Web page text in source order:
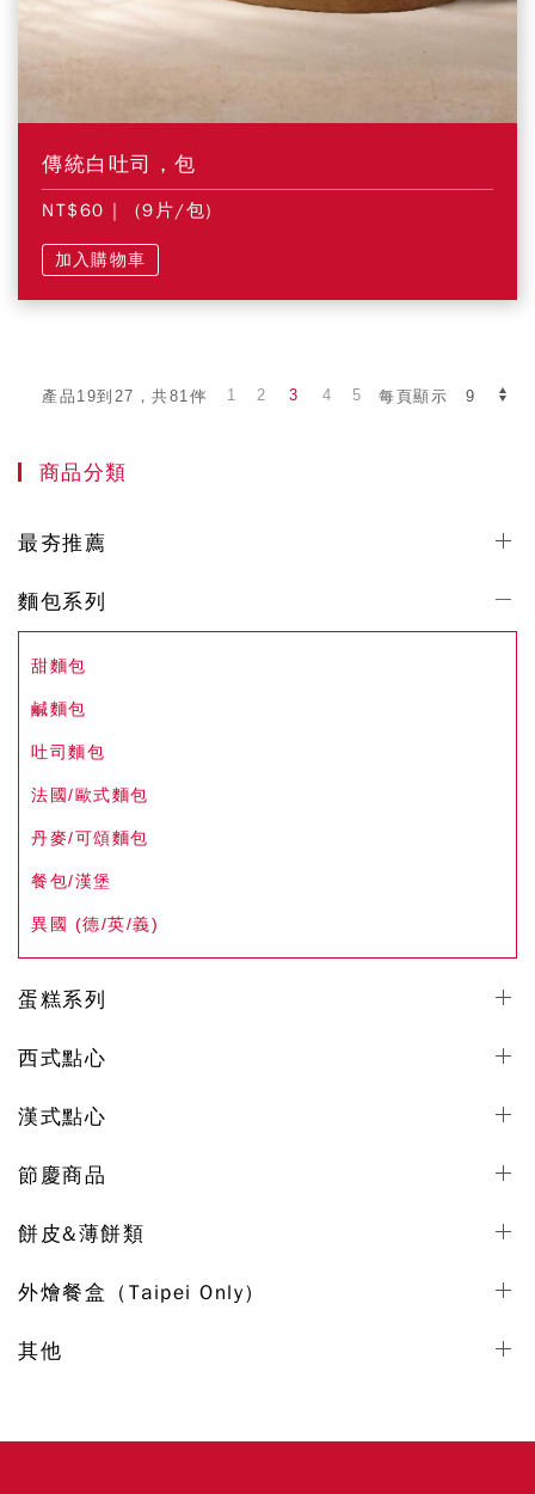
傳統白吐司，包
NT$60 | (9片/包)
加入購物車
產品19到27，共81件 每頁顯示
1 2 3 4 5
商品分類
最夯推薦
麵包系列
甜麵包
鹹麵包
吐司麵包
法國/歐式麵包
丹麥/可頌麵包
餐包/漢堡
異國 (德/英/義)
蛋糕系列
西式點心
漢式點心
節慶商品
餅皮&薄餅類
外燴餐盒（Taipei Only）
其他